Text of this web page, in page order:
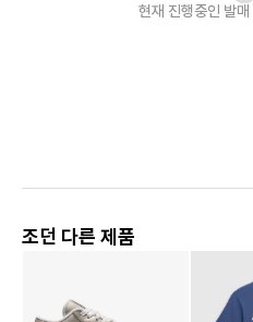
현재 진행중인 발매
조던 다른 제품